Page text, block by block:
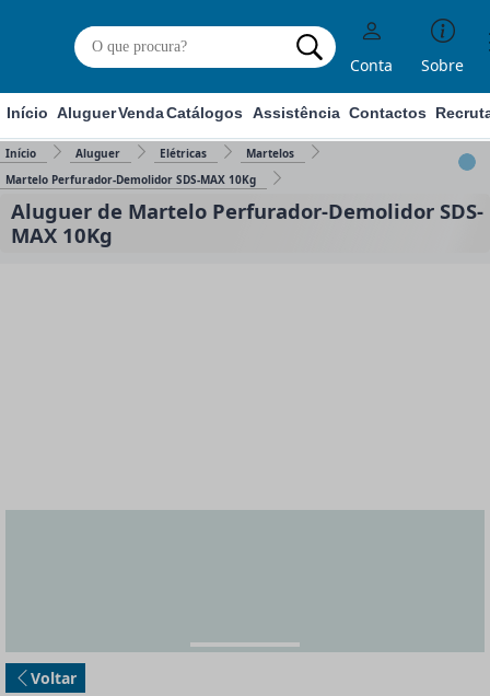
Conta Sobre
Início AluguerVendaCatálogos Assistência Contactos
Início Aluguer Elétricas
Martelos
Martelo Perfurador-Demolidor SDS-MAX 10Kg
Aluguer de Martelo Perfurador-Demolidor SDS-
MAX 10Kg
Voltar